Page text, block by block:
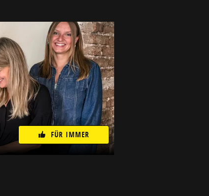
FÜR IMMER